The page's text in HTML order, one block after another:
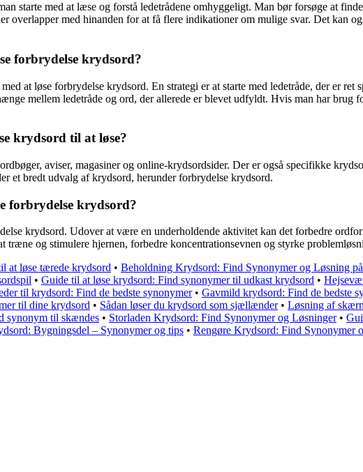
starte med at læse og forstå ledetrådene omhyggeligt. Man bør forsøge at
overlapper med hinanden for at få flere indikationer om mulige svar. Det kan
forbrydelse krydsord?
at løse forbrydelse krydsord. En strategi er at starte med ledetråde, der er
mellem ledetråde og ord, der allerede er blevet udfyldt. Hvis man har
krydsord til at løse?
aviser, magasiner og online-krydsordsider. Der er også specifikke
et bredt udvalg af krydsord, herunder forbrydelse krydsord.
forbrydelse krydsord?
krydsord. Udover at være en underholdende aktivitet kan det forbedre
træne og stimulere hjernen, forbedre koncentrationsevnen og styrke
at løse tærede krydsord • Beholdning Krydsord: Find Synonymer og Løsning
• Guide til at løse krydsord: Find synonymer til udkast krydsord •
til krydsord: Find de bedste synonymer• Gavmild krydsord: Find de bedste
til dine krydsord • Sådan løser du krydsord som sjællænder• Løsning af
synonym til skændes • Storladen Krydsord: Find Synonymer og Løsninger•
Bygningsdel – Synonymer og tips • Rengøre Krydsord: Find Synonymer